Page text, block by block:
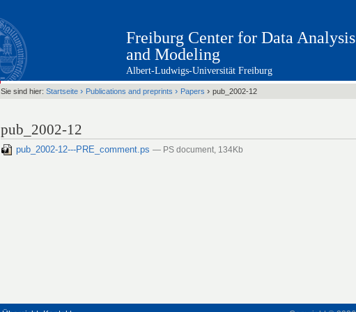
Freiburg Center for Data Analysis
and Modeling
Albert-Ludwigs-Universität Freiburg
Sie sind hier: Startseite › Publications and preprints › Papers › pub_2002-12
pub_2002-12
pub_2002-12---PRE_comment.ps — PS document, 134Kb